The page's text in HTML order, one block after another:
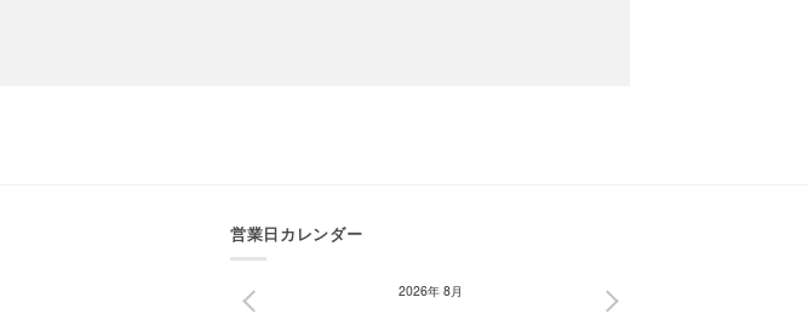
営業日カレンダー
2026年 8月